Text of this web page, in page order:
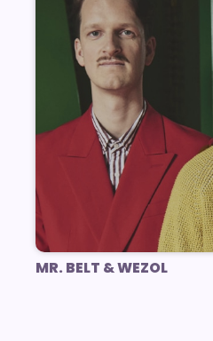
MR. BELT & WEZOL